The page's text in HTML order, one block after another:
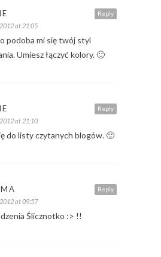
Reply
at 21:05
podoba mi się twój styl
Umiesz łączyć kolory. 🙂
Reply
at 21:10
do listy czytanych blogów. 🙂
Reply
at 09:57
Ślicznotko :> !!